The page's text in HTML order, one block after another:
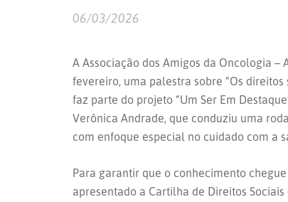
06/03/2026
A Associação dos Amigos da Oncologia
fevereiro, uma palestra sobre “Os
faz parte do projeto “Um Ser Em
Verônica Andrade, que conduziu uma
com enfoque especial no cuidado com a
Para garantir que o conhecimento
apresentado a Cartilha de Direitos